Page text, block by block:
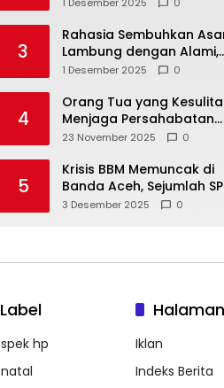
3
Rahasia Sembuhkan
Lambung dengan Alami,
Nomor 4 Disalahpahami
1 Desember 2025 0
4
Orang Tua yang
Menjaga Persahabatan
Biasanya Lakukan 8 Hal Ini
23 November 2025 0
5
Krisis BBM Memuncak di
Banda Aceh, Sejumlah
Tutup Total
3 Desember 2025 0
Label
spek hp
natal
Halaman
Iklan
Indeks Berita